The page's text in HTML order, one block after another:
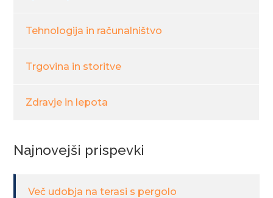
Tehnologija in računalništvo
Trgovina in storitve
Zdravje in lepota
Najnovejši prispevki
Več udobja na terasi s pergolo